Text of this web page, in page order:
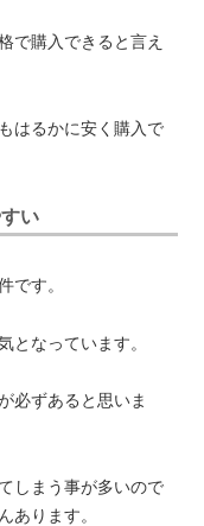
で購入できると言え
はるかに安く購入で
い
です。
となっています。
必ずあると思いま
しまう事が多いので
あります。